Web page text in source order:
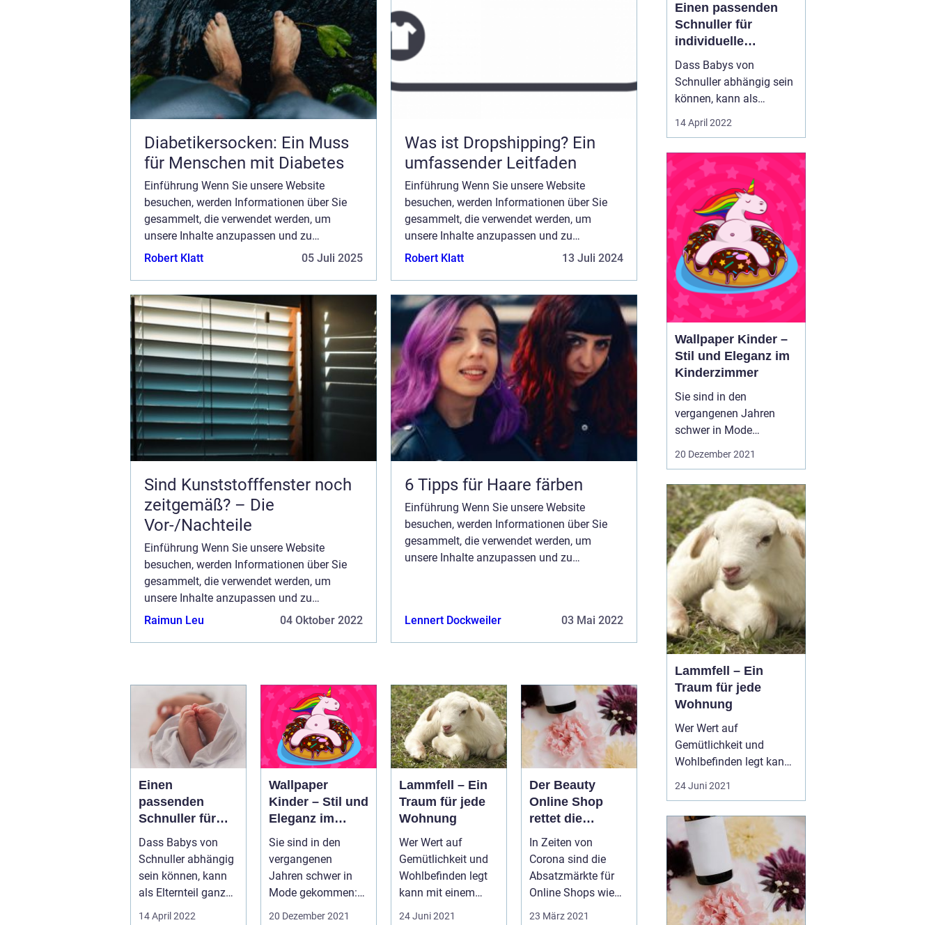
Diabetikersocken: Ein Muss
für Menschen mit Diabetes
Einführung Wenn Sie unsere Website
besuchen, werden Informationen über Sie
gesammelt, die verwendet werden, um
unsere Inhalte anzupassen und zu
verbessern und den Wert der auf der Seite
Robert Klatt 05 Juli 2025
Was ist Dropshipping? Ein
umfassender Leitfaden
Einführung Wenn Sie unsere Website
besuchen, werden Informationen über Sie
gesammelt, die verwendet werden, um
unsere Inhalte anzupassen und zu
verbessern und den Wert der auf der Seite
Robert Klatt 13 Juli 2024
Sind Kunststofffenster noch
zeitgemäß? – Die
Vor-/Nachteile
Einführung Wenn Sie unsere Website
besuchen, werden Informationen über Sie
gesammelt, die verwendet werden, um
unsere Inhalte anzupassen und zu
verbessern und den Wert der auf der Seite
Raimun Leu 04 Oktober 2022
6 Tipps für Haare färben
Einführung Wenn Sie unsere Website
besuchen, werden Informationen über Sie
gesammelt, die verwendet werden, um
unsere Inhalte anzupassen und zu
Lennert Dockweiler
03 Mai 2022
Einen
passenden
Schnuller für
individuelle
Bedürfnisse
Dass Babys von
Schnuller abhängig
sein können, kann
als Elternteil ganz
schön nervig sein
14 April 2022
Wallpaper
Kinder – Stil und
Eleganz im
Kinderzimmer
Sie sind in den
vergangenen
Jahren schwer in
Mode gekommen:
Wallpaper für
20 Dezember 2021
Lammfell – Ein
Traum für jede
Wohnung
Wer Wert auf
Gemütlichkeit und
Wohlbefinden legt
kann mit einem
schönen Lammfell
24 Juni 2021
Der Beauty
Online Shop
rettet die
trockene Haut
In Zeiten von
Corona sind die
Absatzmärkte für
Online Shops wie
zum Beispiel bei
23 März 2021
Einen passenden
Schnuller für
individuelle
Bedürfnisse
Dass Babys von
Schnuller abhängig sein
können, kann als
Elternteil ganz schön
nervig sein Denn nicht
kaputt "gekaut", er geht
verloren oder fängt ganz
einfach an, unhygienisch
zu werden. Ausserdem
wird der Verbrauch von
Plas...
14 April 2022
Wallpaper Kinder –
Stil und Eleganz im
Kinderzimmer
Sie sind in den
vergangenen Jahren
schwer in Mode
gekommen: Wallpaper
blau die Farbgebung des
Kinderzimmers
bestimmten. Wallpaper
für Kinder können
beruhigend auf Kinder
einwirken, denn sie
vermitteln ...
20 Dezember 2021
Lammfell – Ein
Traum für jede
Wohnung
Wer Wert auf
Gemütlichkeit und
Wohlbefinden legt kann
mit einem schönen
sorgen. Eine
Besonderheit dabei ist,
dass es vielseitig
einsetzbar ist. Das
bedeutet, dass man ein
Lammfell beispielsweise
24 Juni 2021